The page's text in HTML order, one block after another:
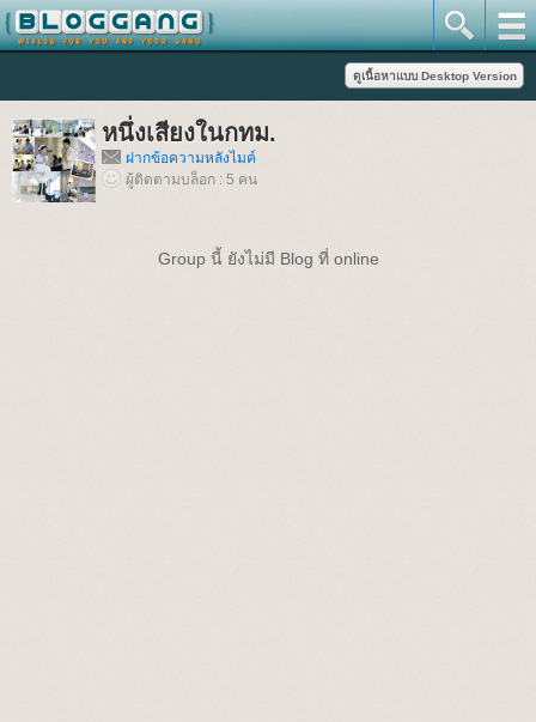
หนึ่งเสียงในกทม.
ฝากข้อความหลังไมค์
ผู้ติดตามบล็อก : 5 คน
Group นี้ ยังไม่มี Blog ที่ online